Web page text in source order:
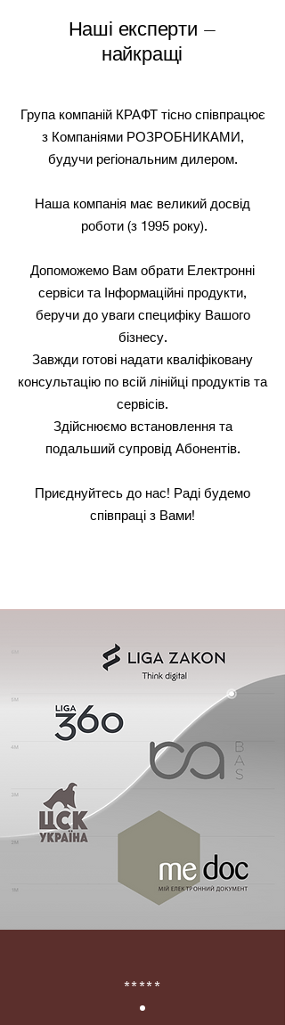
Наші експерти –
найкращі
Група компаній КРАФТ тісно співпрацює
з Компаніями РОЗРОБНИКАМИ,
будучи регіональним дилером.
Наша компанія має великий досвід
роботи (з 1995 року).
Допоможемо Вам обрати Електронні
сервіси та Інформаційні продукти,
беручи до уваги специфіку Вашого
бізнесу.
Завжди готові надати кваліфіковану
консультацію по всій лінійці продуктів та
сервісів.
Здійснюємо встановлення та
подальший супровід Абонентів.
Приєднуйтесь до нас! Раді будемо
співпраці з Вами!
*****